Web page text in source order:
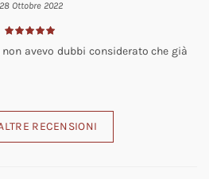
28 Ottobre 2022
avevo dubbi considerato che già
RECENSIONI